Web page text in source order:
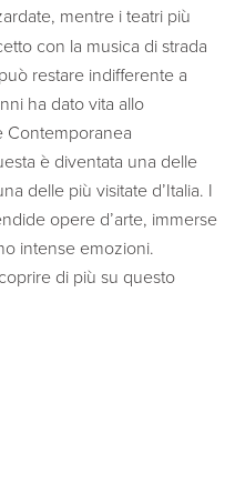
mentre i teatri più
con la musica di strada
restare indifferente a
ha dato vita allo
Contemporanea
è diventata una delle
delle più visitate d’Italia. I
opere d’arte, immerse
intense emozioni.
di più su questo